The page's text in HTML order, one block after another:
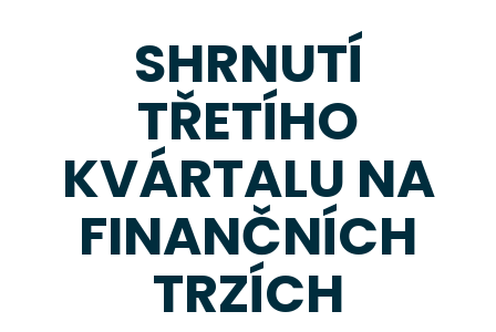
SHRNUTÍ
TŘETÍHO
KVÁRTALU NA
FINANČNÍCH
TRZÍCH